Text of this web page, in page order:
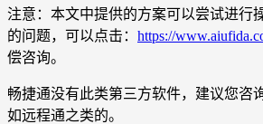
注意：本文中提供的方案可以尝试进行
的问题，可以点击： https://
偿咨询。
畅捷通没有此类第三方软件，建议您咨
如远程通之类的。